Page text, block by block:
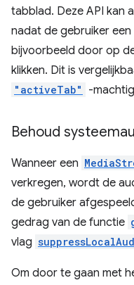
tabblad. Deze API kan
nadat de gebruiker
bijvoorbeeld door op
klikken. Dit is
"activeTab" -
Behoud
Wanneer een
verkregen, wordt de
de gebruiker
gedrag van de functie
vlag
Om door te gaan met